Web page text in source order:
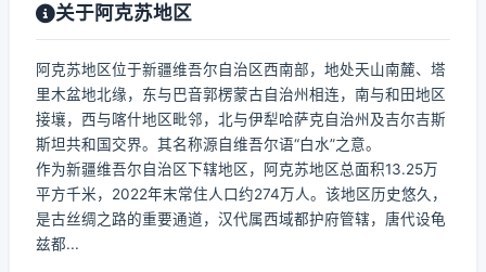
关于阿克苏地区
阿克苏地区位于新疆维吾尔自治区西南部，地处天山南麓、塔
里木盆地北缘，东与巴音郭楞蒙古自治州相连，南与和田地区
接壤，西与喀什地区毗邻，北与伊犁哈萨克自治州及吉尔吉斯
斯坦共和国交界。其名称源自维吾尔语“白水”之意。
作为新疆维吾尔自治区下辖地区，阿克苏地区总面积13.25万
平方千米，2022年末常住人口约274万人。该地区历史悠久，
是古丝绸之路的重要通道，汉代属西域都护府管辖，唐代设龟
兹都...